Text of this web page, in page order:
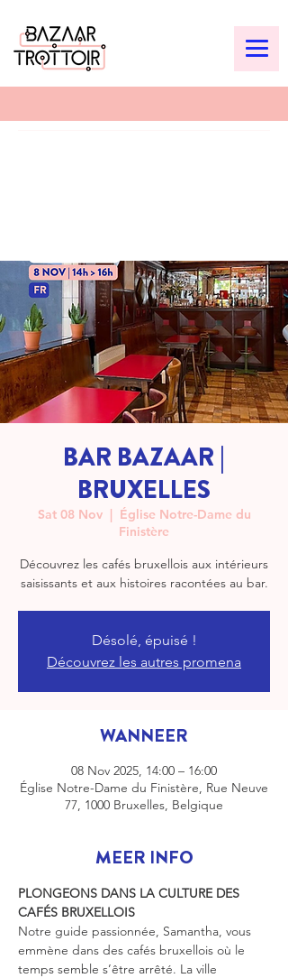
BAR BAZAAR |
BRUXELLES
Sat 08 Nov
  |
Église Notre-Dame du
Finistère
Découvrez les cafés bruxellois aux intérieurs
saisissants et aux histoires racontées au bar.
Désolé, épuisé !
Découvrez les autres promena
WANNEER
08 Nov 2025, 14:00 – 16:00
Église Notre-Dame du Finistère, Rue Neuve
77, 1000 Bruxelles, Belgique
MEER INFO
PLONGEONS DANS LA CULTURE DES
CAFÉS BRUXELLOIS
Notre guide passionnée, Samantha, vous
emmène dans des cafés bruxellois où le
temps semble s’être arrêté. La ville